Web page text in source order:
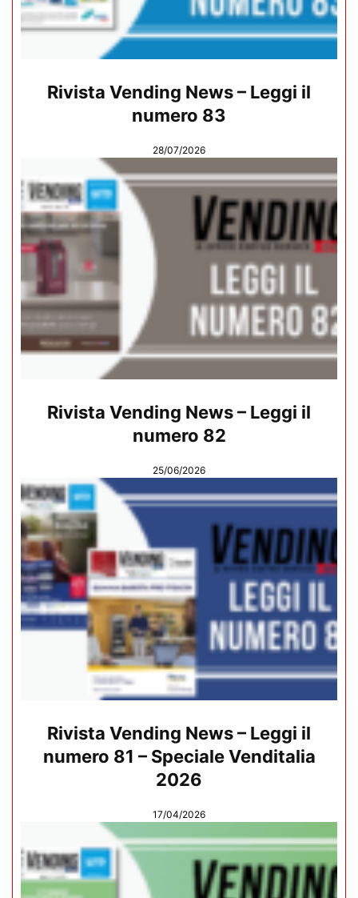
Rivista Vending News – Leggi il
numero 83
28/07/2026
Rivista Vending News – Leggi il
numero 82
25/06/2026
Rivista Vending News – Leggi il
numero 81 – Speciale Venditalia
2026
17/04/2026